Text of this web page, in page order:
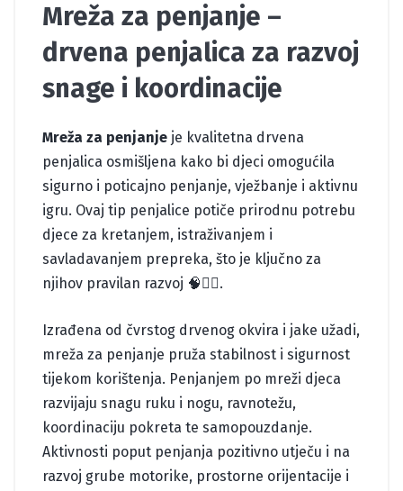
Mreža za penjanje –
drvena penjalica za razvoj
snage i koordinacije
Mreža za penjanje je kvalitetna drvena
penjalica osmišljena kako bi djeci omogućila
sigurno i poticajno penjanje, vježbanje i aktivnu
igru. Ovaj tip penjalice potiče prirodnu potrebu
djece za kretanjem, istraživanjem i
savladavanjem prepreka, što je ključno za
njihov pravilan razvoj 🧠🧗‍♂️.
Izrađena od čvrstog drvenog okvira i jake užadi,
mreža za penjanje pruža stabilnost i sigurnost
tijekom korištenja. Penjanjem po mreži djeca
razvijaju snagu ruku i nogu, ravnotežu,
koordinaciju pokreta te samopouzdanje.
Aktivnosti poput penjanja pozitivno utječu i na
razvoj grube motorike, prostorne orijentacije i